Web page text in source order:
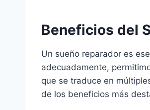
Beneficios del
Un sueño reparador es
adecuadamente,
que se traduce en
de los beneficios más